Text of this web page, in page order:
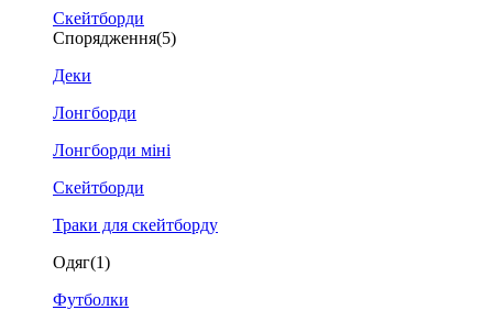
Скейтборди
Спорядження(5)
Деки
Лонгборди
Лонгборди міні
Скейтборди
Траки для скейтборду
Одяг(1)
Футболки